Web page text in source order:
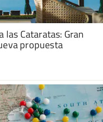
las Cataratas: Gran
propuesta